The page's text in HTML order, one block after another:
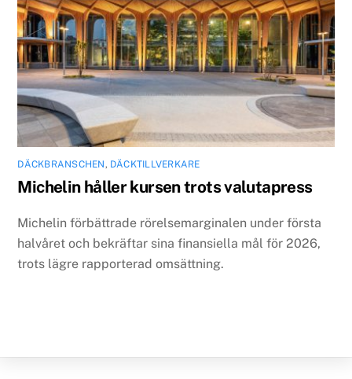
DÄCKBRANSCHEN, DÄCKTILLVERKARE
Michelin håller kursen trots valutapress
Michelin förbättrade rörelsemarginalen under första
halvåret och bekräftar sina finansiella mål för 2026,
trots lägre rapporterad omsättning.